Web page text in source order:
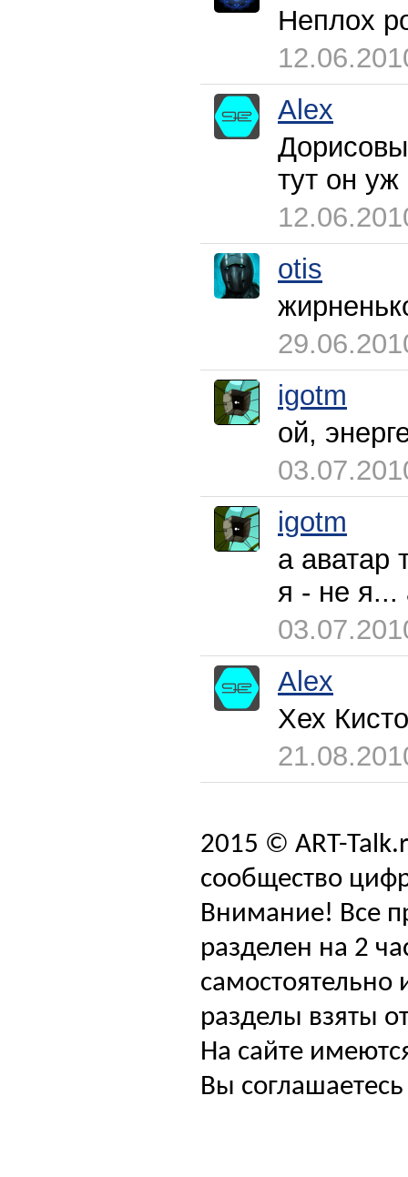
Неплох
Alex
тут он
otis
igotm
ой,
igotm
а аватар
я - не я...
Alex
Хех
2015 © ART-
сообщество
Внимание! Все
разделен на 2
самостоятельно
разделы взяты
На сайте
Вы